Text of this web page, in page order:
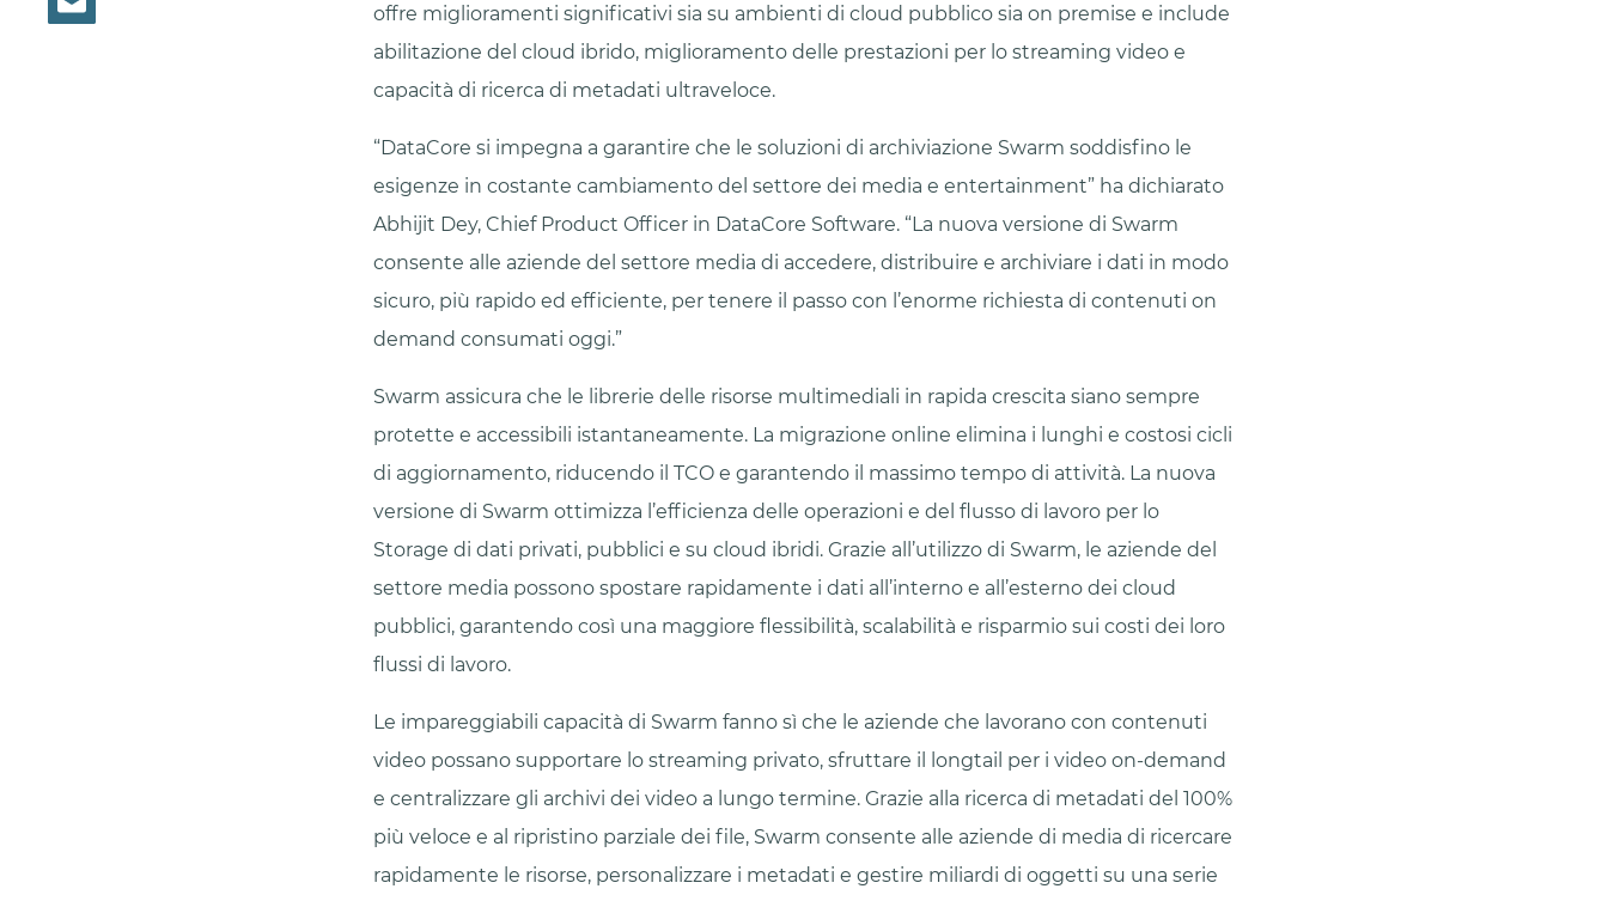
offre miglioramenti significativi sia su ambienti di cloud pubblico sia on premise e include
abilitazione del cloud ibrido, miglioramento delle prestazioni per lo streaming video e
capacità di ricerca di metadati ultraveloce.
“DataCore si impegna a garantire che le soluzioni di archiviazione Swarm soddisfino le
esigenze in costante cambiamento del settore dei media e entertainment” ha dichiarato
Abhijit Dey, Chief Product Officer in DataCore Software. “La nuova versione di Swarm
consente alle aziende del settore media di accedere, distribuire e archiviare i dati in modo
sicuro, più rapido ed efficiente, per tenere il passo con l’enorme richiesta di contenuti on
demand consumati oggi.”
Swarm assicura che le librerie delle risorse multimediali in rapida crescita siano sempre
protette e accessibili istantaneamente. La migrazione online elimina i lunghi e costosi cicli
di aggiornamento, riducendo il TCO e garantendo il massimo tempo di attività. La nuova
versione di Swarm ottimizza l’efficienza delle operazioni e del flusso di lavoro per lo
Storage di dati privati, pubblici e su cloud ibridi. Grazie all’utilizzo di Swarm, le aziende del
settore media possono spostare rapidamente i dati all’interno e all’esterno dei cloud
pubblici, garantendo così una maggiore flessibilità, scalabilità e risparmio sui costi dei loro
flussi di lavoro.
Le impareggiabili capacità di Swarm fanno sì che le aziende che lavorano con contenuti
video possano supportare lo streaming privato, sfruttare il longtail per i video on-demand
e centralizzare gli archivi dei video a lungo termine. Grazie alla ricerca di metadati del 100%
più veloce e al ripristino parziale dei file, Swarm consente alle aziende di media di ricercare
rapidamente le risorse, personalizzare i metadati e gestire miliardi di oggetti su una serie